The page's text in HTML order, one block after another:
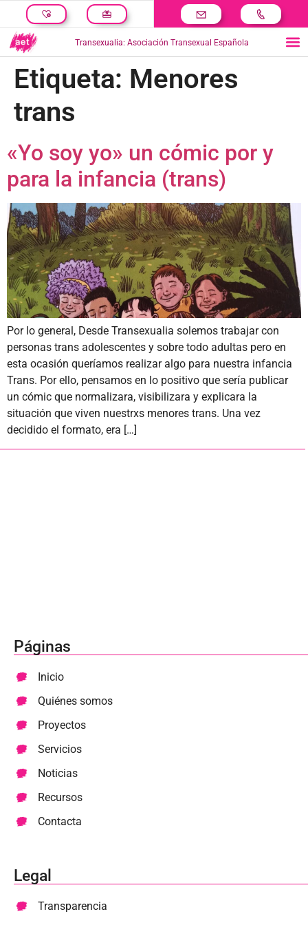
Transexualia: Asociación Transexual Española
Etiqueta: Menores
trans
«Yo soy yo» un cómic por y
para la infancia (trans)
Por lo general, Desde Transexualia solemos trabajar con
personas trans adolescentes y sobre todo adultas pero en
esta ocasión queríamos realizar algo para nuestra infancia
Trans. Por ello, pensamos en lo positivo que sería publicar
un cómic que normalizara, visibilizara y explicara la
situación que viven nuestrxs menores trans. Una vez
decidido el formato, era […]
Páginas
Inicio
Quiénes somos
Proyectos
Servicios
Noticias
Recursos
Contacta
Legal
Transparencia